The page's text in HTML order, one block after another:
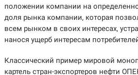
положении компании на
доля рынка компании, которая
всем рынком в своих интересах,
нанося ущерб интересам
Классический пример мировой
картель стран-экспортеров нефти